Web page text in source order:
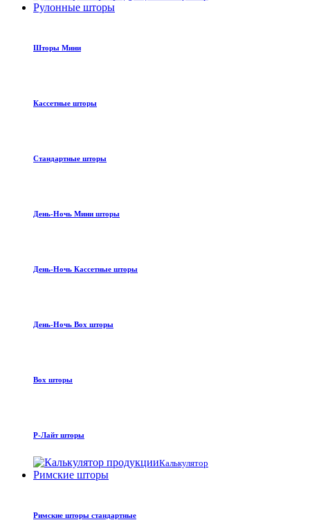
Рулонные шторы
Шторы Мини
Кассетные шторы
Стандартные шторы
День-Ночь Мини шторы
День-Ночь Кассетные шторы
День-Ночь Box шторы
Box шторы
Р-Лайт шторы
Калькулятор
Римские шторы
Римские шторы стандартные